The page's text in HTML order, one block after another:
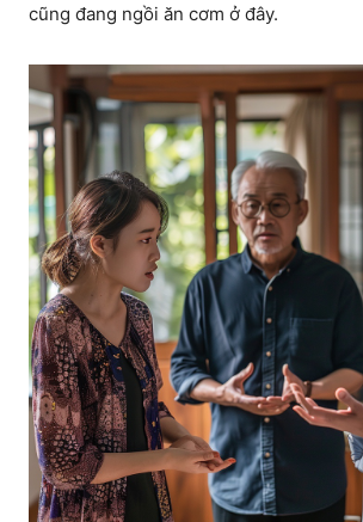
cũng đang ngồi ăn cơm ở đây.